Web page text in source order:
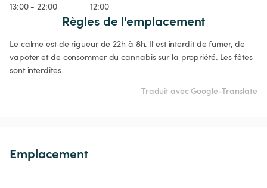
13:00 - 22:00 12:00
Règles de l'emplacement
Le calme est de rigueur de 22h à 8h. Il est interdit de fumer, de
vapoter et de consommer du cannabis sur la propriété. Les fêtes
sont interdites.
Traduit avec Google-Translate
Emplacement